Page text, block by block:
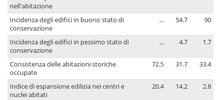
nell'abitazione
Incidenza degli edifici in buono stato di
conservazione
... 54.7 90
Incidenza degli edifici in pessimo stato di
conservazione
... 4.7 1.7
Consistenza delle abitazioni storiche
occupate
72.5 31.7 33.4
Indice di espansione edilizia nei centri e
nuclei abitati
20.4 14.2 2.8